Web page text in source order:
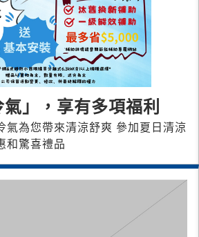
氣」，享有多項福利
氣為您帶來清涼舒爽 參加夏日清涼
和驚喜禮品